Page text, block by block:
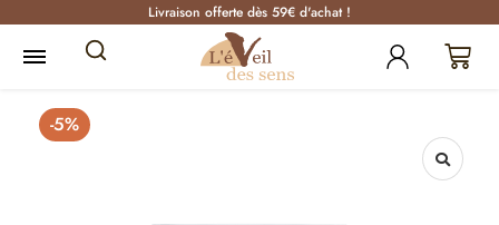
Livraison offerte dès 59€ d'achat !
-5%